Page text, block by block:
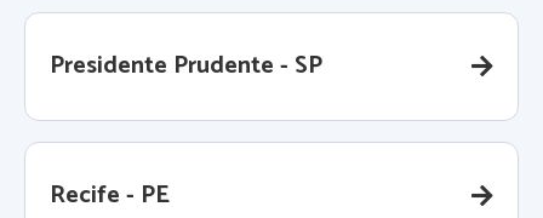
Presidente Prudente - SP
Recife - PE